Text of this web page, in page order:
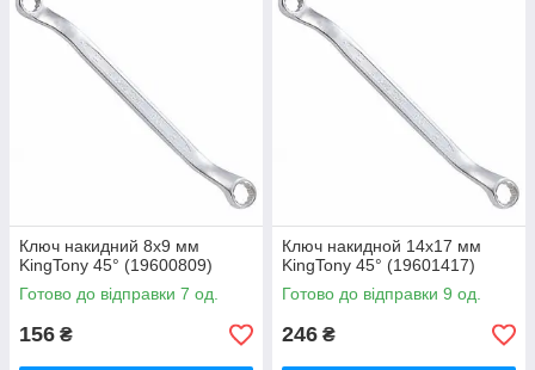
Ключ накидний 8х9 мм
KingTony 45° (19600809)
Готово до відправки 7 од.
156 ₴
Ключ накидной 14х17 мм
KingTony 45° (19601417)
Готово до відправки 9 од.
246 ₴